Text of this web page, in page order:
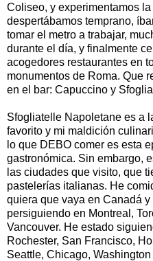
Coliseo, y experimentamos
despertábamos temprano,
tomar el metro a trabajar,
durante el día, y finalmente
acogedores restaurantes en
monumentos de Roma. Que
en el bar: Capuccino y
Sfogliatelle Napoletane es a
favorito y mi maldición
lo que DEBO comer es esta
gastronómica. Sin embargo,
las ciudades que visito, que
pastelerías italianas. He
quiera que vaya en Canadá
persiguiendo en Montreal,
Vancouver. He estado
Rochester, San Francisco,
Seattle, Chicago,